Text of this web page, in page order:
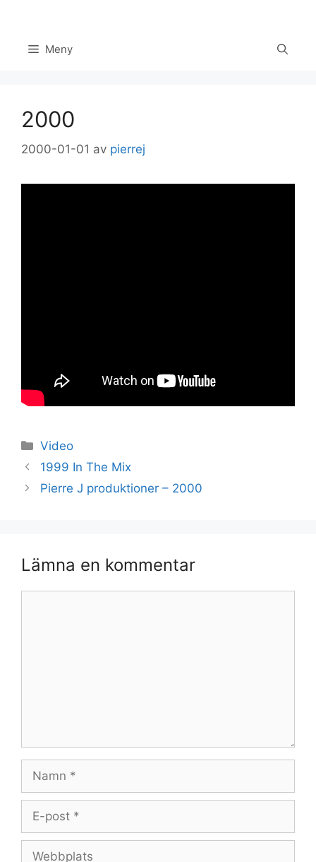
innehåll Meny
2000
2000-01-01 av pierrej
Kategorier
Video
1999 In The Mix
Pierre J produktioner – 2000
Lämna en kommentar
post